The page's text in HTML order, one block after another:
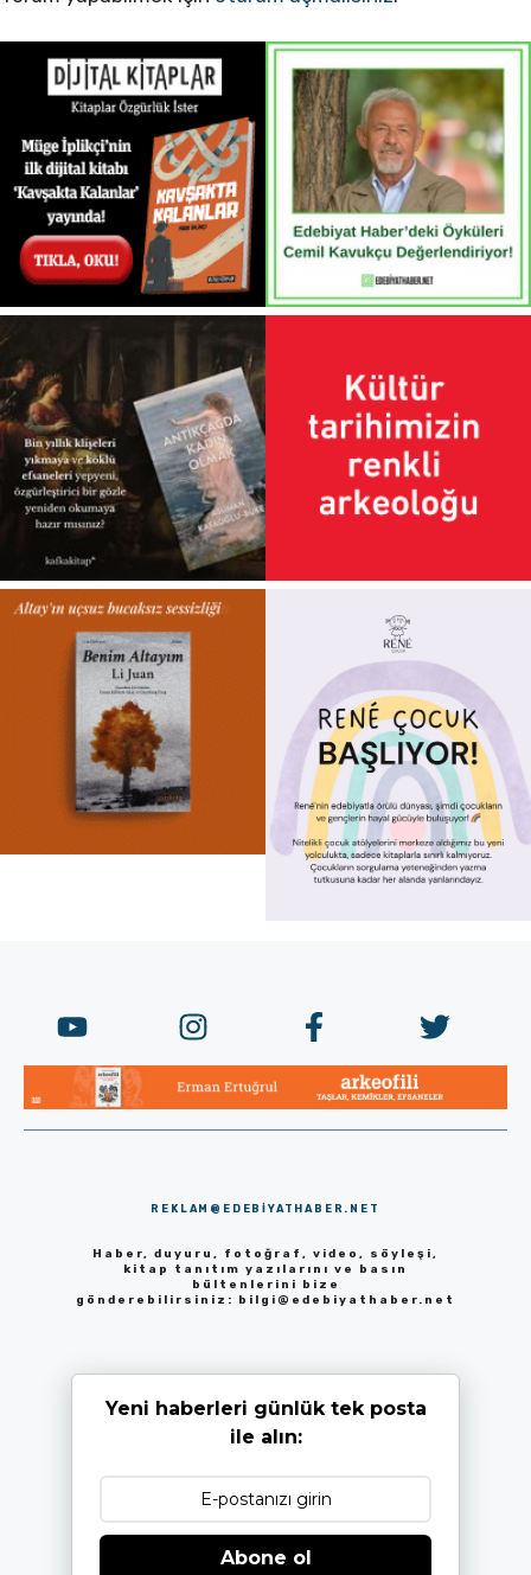
REKLAM@EDEBIYATHABER.NET
Haber, duyuru, fotoğraf, video, söyleşi,
kitap tanıtım yazılarını ve basın
bültenlerini bize
gönderebilirsiniz: bilgi@edebiyathaber.net
Yeni haberleri günlük tek posta
ile alın:
Abone ol